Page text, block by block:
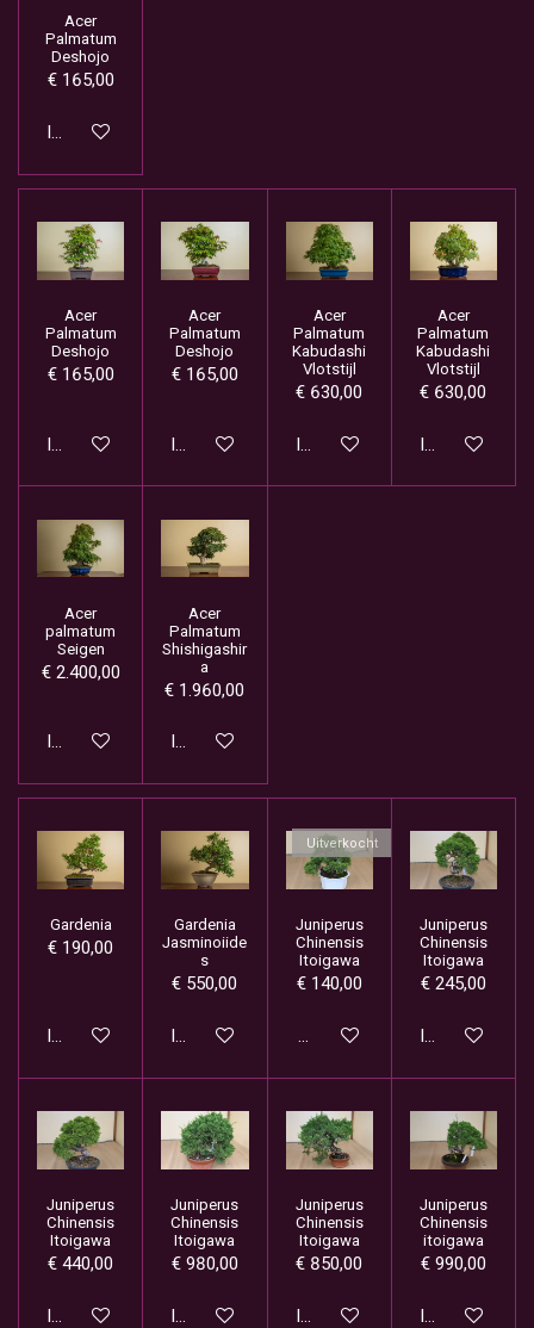
Acer
Palmatum
Deshojo
€ 165,00
In winkelwagen
Acer
Palmatum
Deshojo
€ 165,00
In winkelwagen
Acer
Palmatum
Deshojo
€ 165,00
In winkelwagen
Acer
Palmatum
Kabudashi
Vlotstijl
€ 630,00
In winkelwagen
Acer
Palmatum
Kabudashi
Vlotstijl
€ 630,00
In
Acer
palmatum
Seigen
€ 2.400,00
In winkelwagen
Acer
Palmatum
Shishigashir
a
€ 1.960,00
In winkelwagen
Gardenia
€ 190,00
In winkelwagen
Gardenia
Jasminoiide
s
€ 550,00
In winkelwagen
Uitverkocht
Juniperus
Chinensis
Itoigawa
€ 140,00
Houd mij op de hoogte
Juniperus
Chinensis
Itoigawa
€ 245,00
In
Juniperus
Chinensis
Itoigawa
€ 440,00
In winkelwagen
Juniperus
Chinensis
Itoigawa
€ 980,00
In winkelwagen
Juniperus
Chinensis
Itoigawa
€ 850,00
In winkelwagen
Juniperus
Chinensis
itoigawa
€ 990,00
In